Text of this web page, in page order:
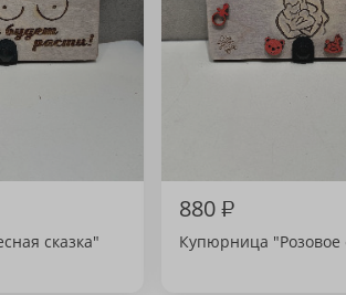
сказка"
880₽
Купюрница "Розовое